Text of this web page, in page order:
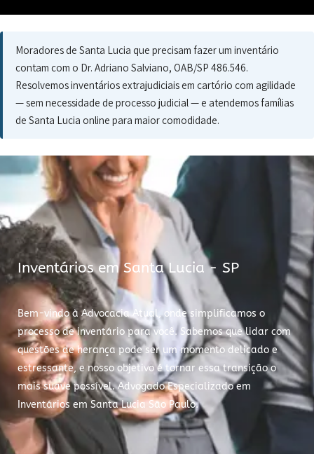
Moradores de Santa Lucia que precisam fazer um inventário
contam com o Dr. Adriano Salviano, OAB/SP 486.546.
Resolvemos inventários extrajudiciais em cartório com agilidade
— sem necessidade de processo judicial — e atendemos famílias
de Santa Lucia online para maior comodidade.
Inventários em Santa Lucia - SP
Bem-vindo à Advocacia Atual, onde simplificamos o
processo de inventário para você. Sabemos que lidar com
questões de herança pode ser um momento delicado e
estressante, e nosso objetivo é tornar essa transição o
mais suave possível. Advogado Especializado em
Inventários em Santa Lucia São Paulo.